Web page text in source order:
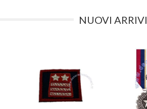
NUOVI ARRIVI